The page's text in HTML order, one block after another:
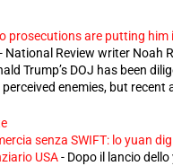
prosecutions are putting him
- National Review writer Noah
Trump’s DOJ has been
enemies, but recent
senza SWIFT: lo yuan
USA- Dopo il lancio dello